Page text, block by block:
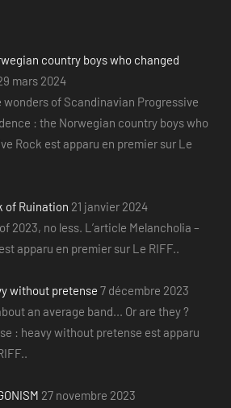
country boys who changed
mars 2024
of Scandinavian Progressive
: the Norwegian country boys who
Rock est apparu en premier sur Le
of Ruination 21 janvier 2024
2023, no less. L’article Melancholia –
apparu en premier sur Le RIFF..
without pretense 7 décembre 2023
an average band... Or are they ?
: heavy without pretense est apparu
27 novembre 2023